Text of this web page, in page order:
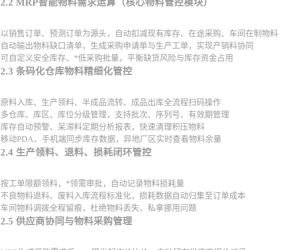
2.2 MRP智能物料需求运算（核心物料管控模块）
以销售订单、预测订单为源头，自动扣减现有库存、在途采购、车间在制物料
自动输出物料缺口清单，生成采购申请单与生产工单，实现产销料协同
可自定义安全库存、*低采购批量，平衡缺货风险与库存资金占用
2.3 条码化仓库物料精细化管控
原料入库、生产领料、半成品流转、成品出库全流程扫码操作
多仓库、库区、库位分级管理，支持批次、序列号、有效期管理
库存自动预警、呆滞料定期分析报表，快速清理积压物料
移动PDA、手机端同步库存数据，异地厂区实时查看物料余量
2.4 生产领料、退料、损耗闭环管控
按工单限额领料，*领需审批，自动记录物料损耗量
不良物料退料、废料入库流程标准化，损耗数据自动归集至订单成本
车间物料调拨全程留痕，杜绝物料丢失、私拿挪用问题
2.5 供应商协同与物料采购管理